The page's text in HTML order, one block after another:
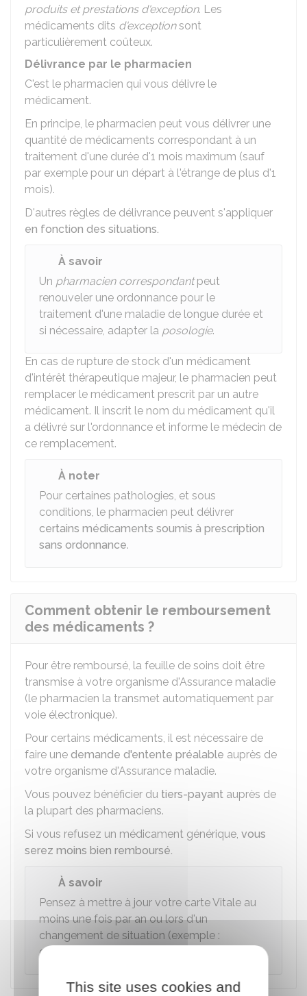
produits et prestations d'exception. Les
médicaments dits d'exceptionsont
particulièrement coûteux.
Délivrance par le pharmacien
C'est le pharmacien qui vous délivre le
médicament.
En principe, le pharmacien peut vous délivrer une
quantité de médicaments correspondant à un
traitement d'une durée d'1 mois maximum (sauf
par exemple pour un départ à l'étrange de plus d'1
mois).
D'autres règles de délivrance peuvent s'appliquer
en fonction des situations.
À savoir
Un pharmacien correspondantpeut
renouveler une ordonnance pour le
traitement d'une maladie de longue durée et
si nécessaire, adapter la posologie.
En cas de rupture de stock d'un médicament
d'intérêt thérapeutique majeur, le pharmacien peut
remplacer le médicament prescrit par un autre
médicament. Il inscrit le nom du médicament qu'il
a délivré sur l'ordonnance et informe le médecin de
ce remplacement.
À noter
Pour certaines pathologies, et sous
conditions, le pharmacien peut délivrer
certains médicaments soumis à prescription
sans ordonnance.
Comment obtenir le remboursement
des médicaments ?
Pour être remboursé, la feuille de soins doit être
transmise à votre organisme d'Assurance maladie
(le pharmacien la transmet automatiquement par
voie électronique).
Pour certains médicaments, il est nécessaire de
faire une demande d'entente préalable auprès de
votre organisme d'Assurance maladie.
Vous pouvez bénéficier du tiers-payant auprès de
la plupart des pharmaciens.
Si vous refusez un médicament générique, vous
serez moins bien remboursé.
À savoir
Pensez à mettre à jour votre carte Vitale au
moins une fois par an ou lors d'un
changement de situation (exemple :
déménagement).
This site uses cookies and